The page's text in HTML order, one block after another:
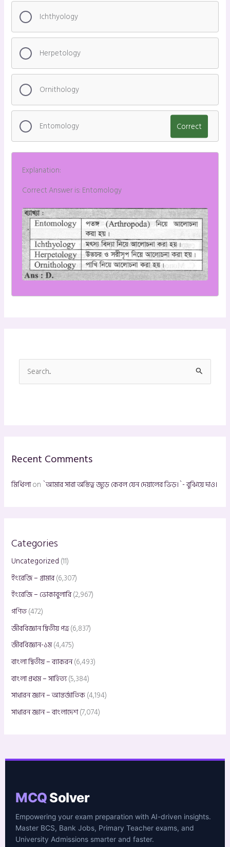
Ichthyology
Herpetology
Ornithology
Entomology Correct
Explanation:
Correct Answer is: Entomology
e
f
Recent Comments
মিথিলাon `আমার সারা অস্তিত্ব জুড়ে কেবল যেন দেয়ালের ভিড়।`- বুঝিয়ে দাও।
Categories
Uncategorized (11)
ইংরেজি – গ্রামার(6,307)
ইংরেজি – ভোকাবুলারি(2,967)
গণিত(472)
জীববিজ্ঞান দ্বিতীয় পত্র(6,837)
জীববিজ্ঞান-১ম(4,475)
বাংলা দ্বিতীয় – ব্যাকরন(6,493)
বাংলা প্রথম – সাহিত্য(5,384)
সাধারন জ্ঞান – আন্তর্জাতিক(4,194)
সাধারন জ্ঞান – বাংলাদেশ(7,074)
MCQSolver
Empowering your exam preparation with AI-driven insights.
Master BCS, Bank Jobs, Primary Teacher exams, and
University Admissions smarter and faster.